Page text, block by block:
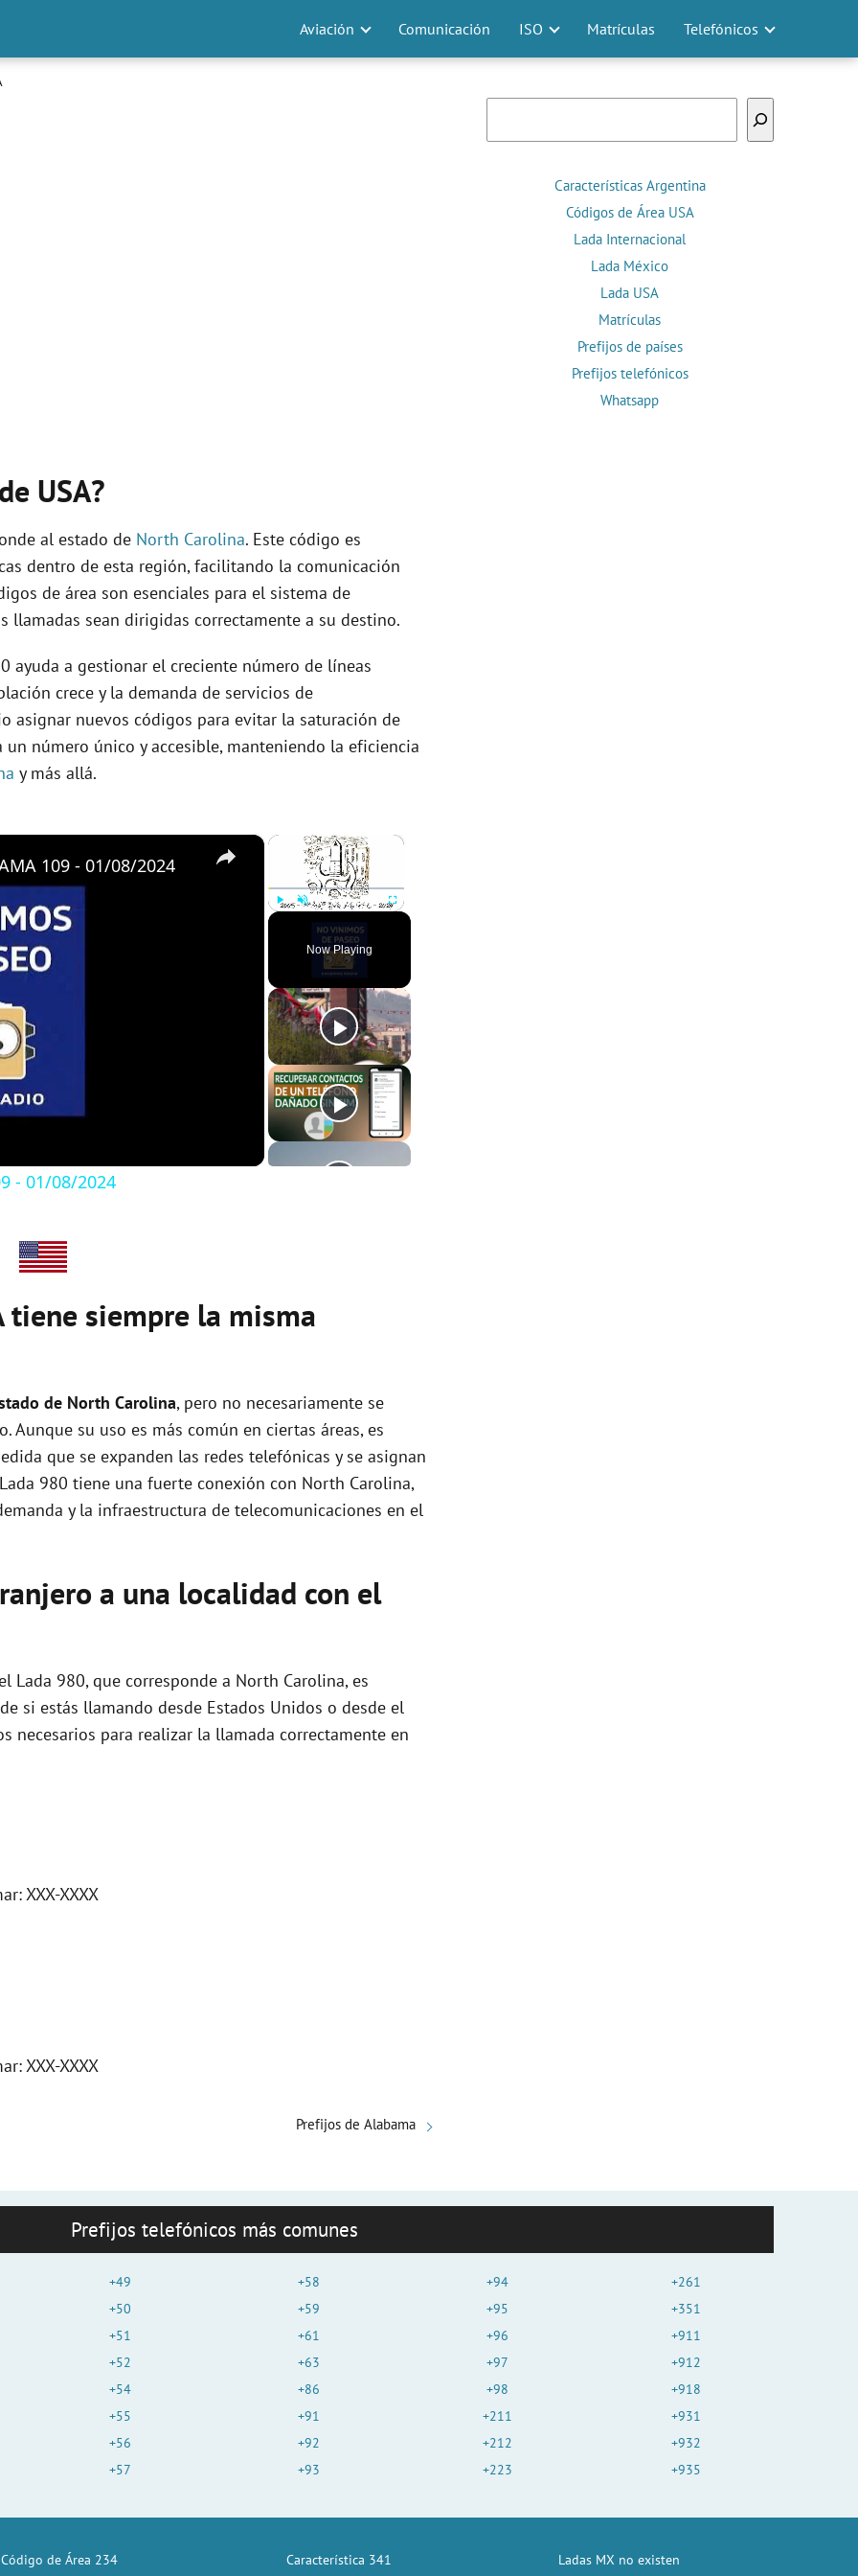
Aviación Comunicación ISO Matrículas Telefónicos
USA?
al estado de North Carolina. Este código es
dentro de esta región, facilitando la comunicación
de área son esenciales para el sistema de
llamadas sean dirigidas correctamente a su destino.
ayuda a gestionar el creciente número de líneas
crece y la demanda de servicios de
asignar nuevos códigos para evitar la saturación de
número único y accesible, manteniendo la eficiencia
y más allá.
×
Fullscreen
Now Playing
×
109 - 01/08/2024
- 01/08/2024
tiene siempre la misma
de North Carolina, pero no necesariamente se
su uso es más común en ciertas áreas, es
que se expanden las redes telefónicas y se asignan
980 tiene una fuerte conexión con North Carolina,
y la infraestructura de telecomunicaciones en el
a una localidad con el
Lada 980, que corresponde a North Carolina, es
si estás llamando desde Estados Unidos o desde el
necesarios para realizar la llamada correctamente en
XXX-XXXX
XXX-XXXX
Prefijos de Alabama
Características Argentina
Códigos de Área USA
Lada Internacional
Lada México
Lada USA
Matrículas
Prefijos de países
Prefijos telefónicos
Whatsapp
Prefijos telefónicos más comunes
+49
+50
+51
+52
+54
+55
+56
+57
+58
+59
+61
+63
+86
+91
+92
+93
+94
+95
+96
+97
+98
+211
+212
+223
+261
+351
+911
+912
+918
+931
+932
+935
Código de Área 234 Característica 341 Ladas MX no existen